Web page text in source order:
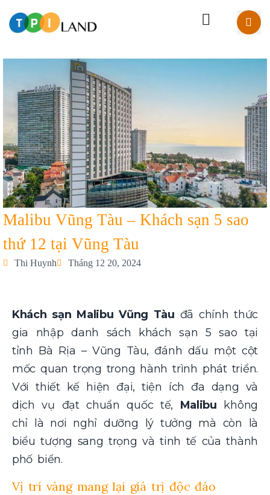
Malibu Vũng Tàu – Khách sạn 5 sao
thứ 12 tại Vũng Tàu
Thi Huynh Tháng 12 20, 2024
Khách sạn Malibu Vũng Tàu đã chính thức
gia nhập danh sách khách sạn 5 sao tại
tỉnh Bà Rịa – Vũng Tàu, đánh dấu một cột
mốc quan trọng trong hành trình phát triển.
Với thiết kế hiện đại, tiện ích đa dạng và
dịch vụ đạt chuẩn quốc tế, Malibu
không
chỉ là nơi nghỉ dưỡng lý tưởng mà còn là
biểu tượng sang trọng và tinh tế của thành
phố biển.
Vị trí vàng mang lại giá trị độc đáo